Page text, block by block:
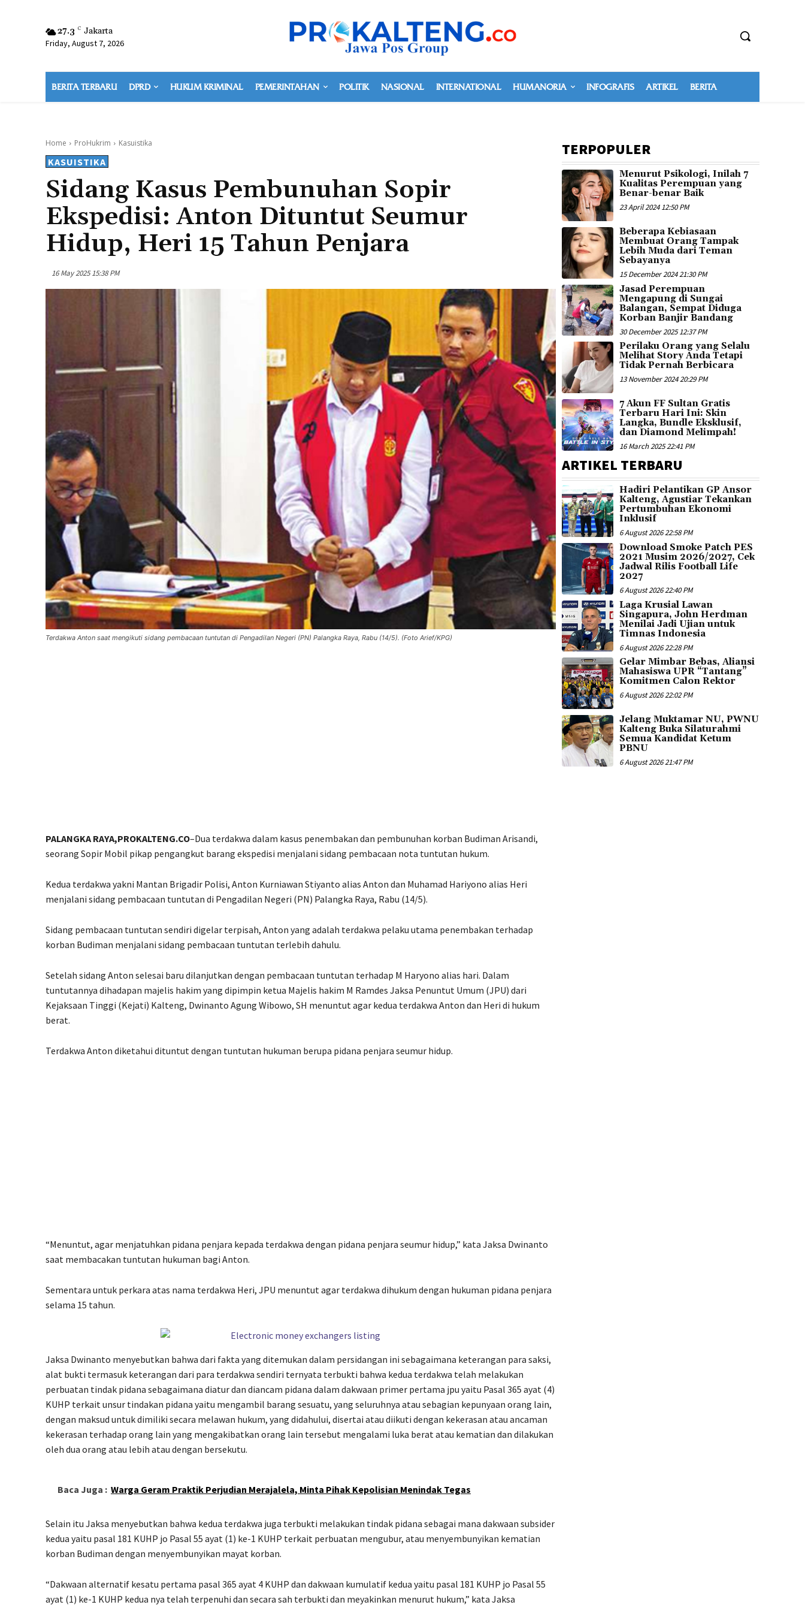
27.3 C Jakarta
Friday, August 7, 2026
BERITA TERBARU DPRD HUKUM KRIMINAL PEMERINTAHAN POLITIK NASIONAL INTERNATIONAL HUMANORIA INFOGRAFIS ARTIKEL BERITA
Home ProHukrim Kasuistika
KASUISTIKA
Sidang Kasus Pembunuhan Sopir
Ekspedisi: Anton Dituntut Seumur
Hidup, Heri 15 Tahun Penjara
16 May 2025 15:38 PM
Terdakwa Anton saat mengikuti sidang pembacaan tuntutan di Pengadilan Negeri (PN) Palangka Raya, Rabu (14/5). (Foto Arief/KPG)
PALANGKA RAYA,PROKALTENG.CO–Dua terdakwa dalam kasus penembakan dan pembunuhan korban Budiman Arisandi,
seorang Sopir Mobil pikap pengangkut barang ekspedisi menjalani sidang pembacaan nota tuntutan hukum.
Kedua terdakwa yakni Mantan Brigadir Polisi, Anton Kurniawan Stiyanto alias Anton dan Muhamad Hariyono alias Heri
menjalani sidang pembacaan tuntutan di Pengadilan Negeri (PN) Palangka Raya, Rabu (14/5).
Sidang pembacaan tuntutan sendiri digelar terpisah, Anton yang adalah terdakwa pelaku utama penembakan terhadap
korban Budiman menjalani sidang pembacaan tuntutan terlebih dahulu.
Setelah sidang Anton selesai baru dilanjutkan dengan pembacaan tuntutan terhadap M Haryono alias hari. Dalam
tuntutannya dihadapan majelis hakim yang dipimpin ketua Majelis hakim M Ramdes Jaksa Penuntut Umum (JPU) dari
Kejaksaan Tinggi (Kejati) Kalteng, Dwinanto Agung Wibowo, SH menuntut agar kedua terdakwa Anton dan Heri di hukum
berat.
Terdakwa Anton diketahui dituntut dengan tuntutan hukuman berupa pidana penjara seumur hidup.
“Menuntut, agar menjatuhkan pidana penjara kepada terdakwa dengan pidana penjara seumur hidup,” kata Jaksa Dwinanto
saat membacakan tuntutan hukuman bagi Anton.
Sementara untuk perkara atas nama terdakwa Heri, JPU menuntut agar terdakwa dihukum dengan hukuman pidana penjara
selama 15 tahun.
Jaksa Dwinanto menyebutkan bahwa dari fakta yang ditemukan dalam persidangan ini sebagaimana keterangan para saksi,
alat bukti termasuk keterangan dari para terdakwa sendiri ternyata terbukti bahwa kedua terdakwa telah melakukan
perbuatan tindak pidana sebagaimana diatur dan diancam pidana dalam dakwaan primer pertama jpu yaitu Pasal 365 ayat (4)
KUHP terkait unsur tindakan pidana yaitu mengambil barang sesuatu, yang seluruhnya atau sebagian kepunyaan orang lain,
dengan maksud untuk dimiliki secara melawan hukum, yang didahului, disertai atau diikuti dengan kekerasan atau ancaman
kekerasan terhadap orang lain yang mengakibatkan orang lain tersebut mengalami luka berat atau kematian dan dilakukan
oleh dua orang atau lebih atau dengan bersekutu.
Baca Juga : Warga Geram Praktik Perjudian Merajalela, Minta Pihak Kepolisian Menindak Tegas
Selain itu Jaksa menyebutkan bahwa kedua terdakwa juga terbukti melakukan tindak pidana sebagai mana dakwaan subsider
kedua yaitu pasal 181 KUHP jo Pasal 55 ayat (1) ke-1 KUHP terkait perbuatan mengubur, atau menyembunyikan kematian
korban Budiman dengan menyembunyikan mayat korban.
“Dakwaan alternatif kesatu pertama pasal 365 ayat 4 KUHP dan dakwaan kumulatif kedua yaitu pasal 181 KUHP jo Pasal 55
ayat (1) ke-1 KUHP kedua nya telah terpenuhi dan secara sah terbukti dan meyakinkan menurut hukum,” kata Jaksa
TERPOPULER
Menurut Psikologi, Inilah 7
Kualitas Perempuan yang
Benar-benar Baik
23 April 2024 12:50 PM
Beberapa Kebiasaan
Membuat Orang Tampak
Lebih Muda dari Teman
Sebayanya
15 December 2024 21:30 PM
Jasad Perempuan
Mengapung di Sungai
Balangan, Sempat Diduga
Korban Banjir Bandang
30 December 2025 12:37 PM
Perilaku Orang yang Selalu
Melihat Story Anda Tetapi
Tidak Pernah Berbicara
13 November 2024 20:29 PM
7 Akun FF Sultan Gratis
Terbaru Hari Ini: Skin
Langka, Bundle Eksklusif,
dan Diamond Melimpah!
16 March 2025 22:41 PM
ARTIKEL TERBARU
Hadiri Pelantikan GP Ansor
Kalteng, Agustiar Tekankan
Pertumbuhan Ekonomi
Inklusif
6 August 2026 22:58 PM
Download Smoke Patch PES
2021 Musim 2026/2027, Cek
Jadwal Rilis Football Life
2027
6 August 2026 22:40 PM
Laga Krusial Lawan
Singapura, John Herdman
Menilai Jadi Ujian untuk
Timnas Indonesia
6 August 2026 22:28 PM
Gelar Mimbar Bebas, Aliansi
Mahasiswa UPR “Tantang”
Komitmen Calon Rektor
6 August 2026 22:02 PM
Jelang Muktamar NU, PWNU
Kalteng Buka Silaturahmi
Semua Kandidat Ketum
PBNU
6 August 2026 21:47 PM